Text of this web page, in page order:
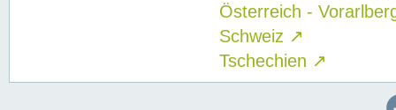
Österreich -
Schweiz ↗
Tschechien ↗